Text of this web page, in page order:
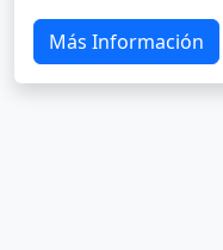
Más Información